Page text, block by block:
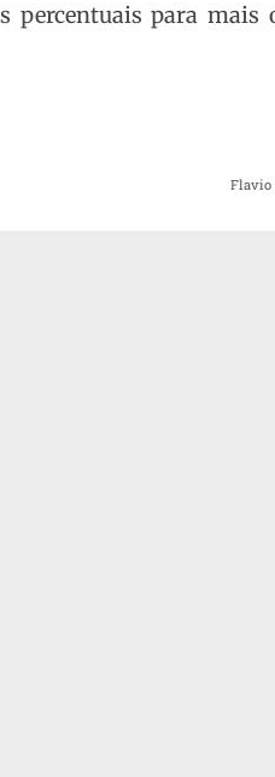
percentuais para mais
Flavio